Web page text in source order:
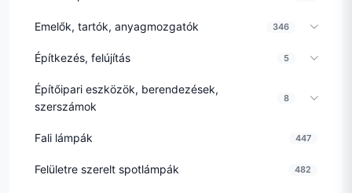
Emelők, tartók, anyagmozgatók 346
Építkezés, felújítás 5
Építőipari eszközök, berendezések,
szerszámok
8
Fali lámpák 447
Felületre szerelt spotlámpák 482